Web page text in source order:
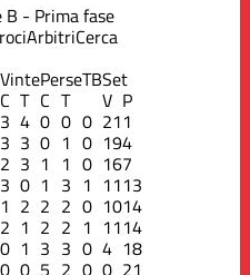
- Prima fase
ArbitriCerca
VintePerseTBSet
C T C T V P
3 4 0 0 0 211
3 3 0 1 0 194
2 3 1 1 0 167
3 0 1 3 1 1113
1 2 2 2 0 1014
2 1 2 2 1 1114
0 1 3 3 0 4 18
0 0 5 2 0 0 21